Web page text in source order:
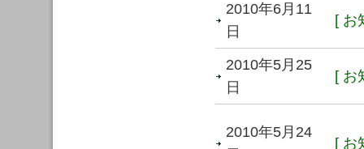
2010年6月11
日
[ お
2010年5月25
日
[ お
2010年5月24
[ お